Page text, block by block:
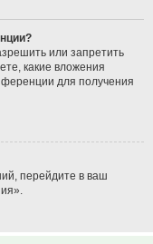
или запретить
какие вложения
для получения
перейдите в ваш